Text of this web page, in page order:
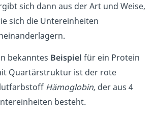
sich dann aus der Art und Weise,
sich die Untereinheiten
bekanntes Beispiel für ein Protein
Quartärstruktur ist der rote
Hämoglobin, der aus 4
besteht.